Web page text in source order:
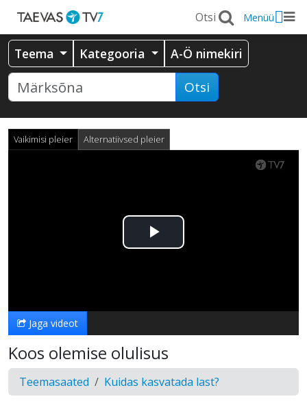
Menüü
Teema Kategooria A-Ö nimekiri
Otsi
Vaikimisi pleier Alternatiivsed pleier
Esita
Jaga videot
Koos olemise olulisus
Teemasaated Kuidas kasvatada last?